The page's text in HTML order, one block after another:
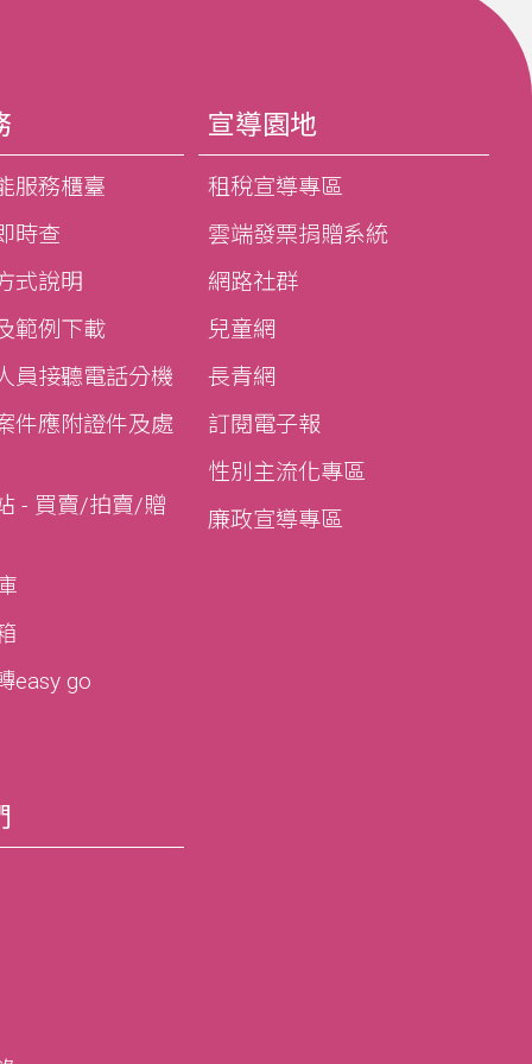
服務櫃臺
時查
式說明
範例下載
員接聽電話分機
件應附證件及處
- 買賣/拍賣/贈
easy go
宣導園地
租稅宣導專區
雲端發票捐贈系統
網路社群
兒童網
長青網
訂閱電子報
性別主流化專區
廉政宣導專區